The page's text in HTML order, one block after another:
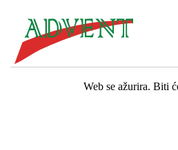
Web se ažurira. Biti